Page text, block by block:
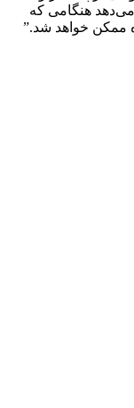
هنگامی که
ممکن خواهد شد.”